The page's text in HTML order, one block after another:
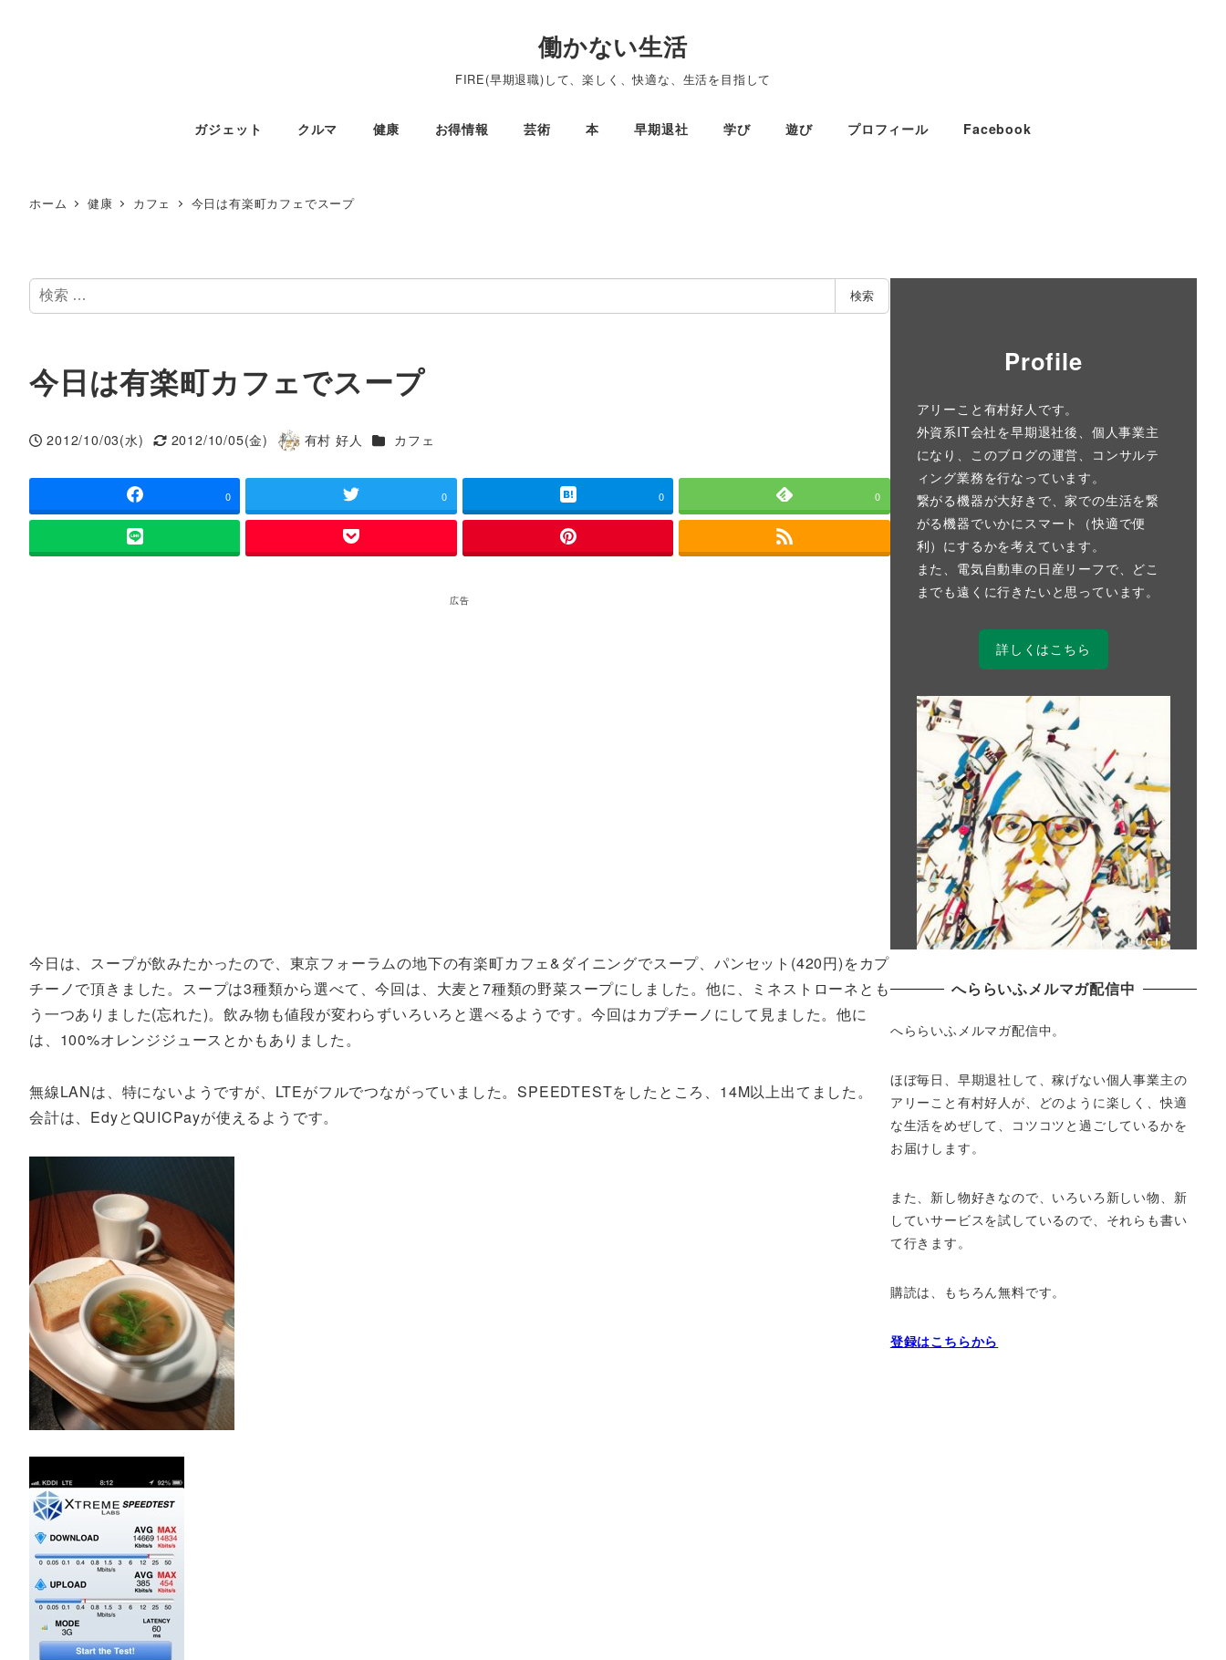
働かない生活
FIRE(早期退職)して、楽しく、快適な、生活を目指して
ガジェット クルマ 健康 お得情報 芸術 本 早期退社 学び 遊び プロフィール Facebook
ホーム 健康 カフェ 今日は有楽町カフェでスープ
検
索
検索
今日は有楽町カフェでスープ
投稿日
2012/10/03(水)
更新日
2012/10/05(金)
著
有村 好人 カテゴリー
カフェ
0 0 0 0
広告
今日は、スープが飲みたかったので、東京フォーラムの地下の有楽町カフェ&ダイニングでスープ、パンセット(420円)をカプ
チーノで頂きました。スープは3種類から選べて、今回は、大麦と7種類の野菜スープにしました。他に、ミネストローネとも
う一つありました(忘れた)。飲み物も値段が変わらずいろいろと選べるようです。今回はカプチーノにして見ました。他に
は、100%オレンジジュースとかもありました。
無線LANは、特にないようですが、LTEがフルでつながっていました。SPEEDTESTをしたところ、14M以上出てました。
会計は、EdyとQUICPayが使えるようです。
Profile
アリーこと有村好人です。
外資系IT会社を早期退社後、個人事業主
になり、このブログの運営、コンサルテ
ィング業務を行なっています。
繋がる機器が大好きで、家での生活を繋
がる機器でいかにスマート（快適で便
利）にするかを考えています。
また、電気自動車の日産リーフで、どこ
までも遠くに行きたいと思っています。
詳しくはこちら
へららいふメルマガ配信中
へららいふメルマガ配信中。
ほぼ毎日、早期退社して、稼げない個人事業主の
アリーこと有村好人が、どのように楽しく、快適
な生活をめぜして、 コツコツと過ごしているかを
お届けします。
また、新し物好きなので、いろいろ新しい物、 新
していサービスを試しているので、それらも書い
て行きます。
購読は、もちろん無料です。
登録はこちらから